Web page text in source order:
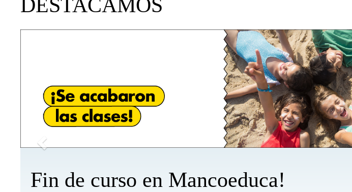
Anónimo
Profesorado
Comarca
Arriba
Profesorado
Otras
Comarcas
Apymas
Arriba
Familias
Alumnado
DESTACAMOS
Fin de curso en Mancoeduca!